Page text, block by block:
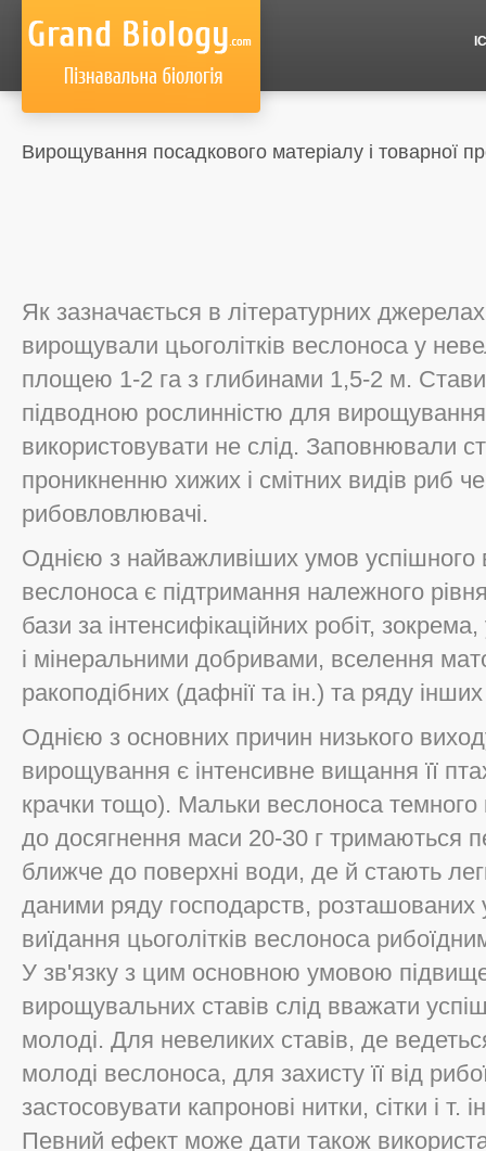
Вирощування посадкового матеріалу і товарної
Як зазначається в літературних
вирощували цьоголітків веслоноса у
площею 1-2 га з глибинами 1,5-2 м.
підводною рослинністю для
використовувати не слід. Заповнювали
проникненню хижих і смітних видів риб
рибовловлювачі.
Однією з найважливіших умов успішного
веслоноса є підтримання належного
бази за інтенсифікаційних робіт,
і мінеральними добривами, вселення
ракоподібних (дафнії та ін.) та ряду
Однією з основних причин низького
вирощування є інтенсивне вищання її
крачки тощо). Мальки веслоноса темного
до досягнення маси 20-30 г тримаються
ближче до поверхні води, де й стають
даними ряду господарств, розташованих
виїдання цьоголітків веслоноса
У зв'язку з цим основною умовою
вирощувальних ставів слід вважати
молоді. Для невеликих ставів, де
молоді веслоноса, для захисту її від
застосовувати капронові нитки, сітки і т.
Певний ефект може дати також